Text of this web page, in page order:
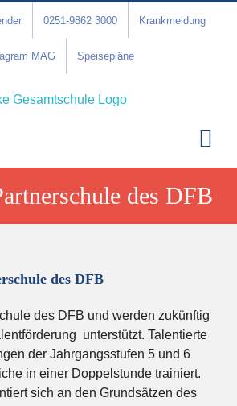
0251-9862 3000 Krankmeldung
MAG Speisepläne
des DFB
des DFB
des DFB und werden zukünftig
unterstützt. Talentierte
der Jahrgangsstufen 5 und 6
in einer Doppelstunde trainiert.
sich an den Grundsätzen des